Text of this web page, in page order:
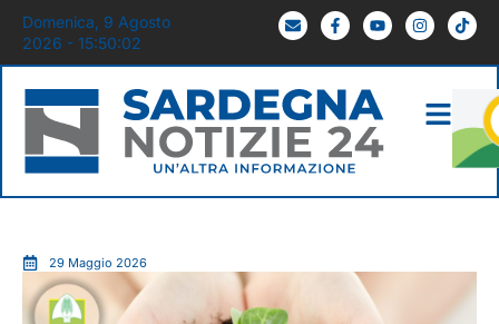
Domenica, 9 Agosto
2026 - 15:50:04
29 Maggio 2026